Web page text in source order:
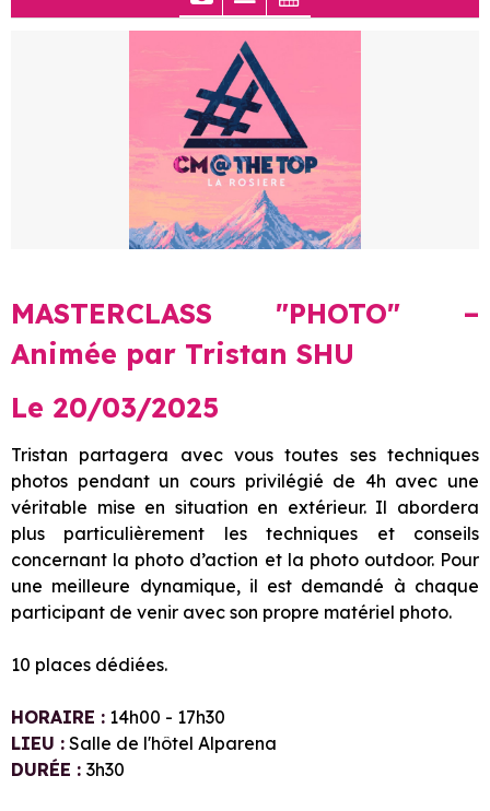
MASTERCLASS "PHOTO" –
Animée par Tristan SHU
Le 20/03/2025
Tristan partagera avec vous toutes ses techniques
photos pendant un cours privilégié de 4h avec une
véritable mise en situation en extérieur. Il abordera
plus particulièrement les techniques et conseils
concernant la photo d’action et la photo outdoor. Pour
une meilleure dynamique, il est demandé à chaque
participant de venir avec son propre matériel photo.
10 places dédiées.
HORAIRE : 14h00 - 17h30
LIEU : Salle de l'hôtel Alparena
DURÉE : 3h30